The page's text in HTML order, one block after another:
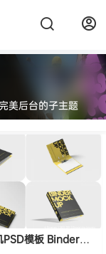
美后台的子主题
PSD模板 Binder